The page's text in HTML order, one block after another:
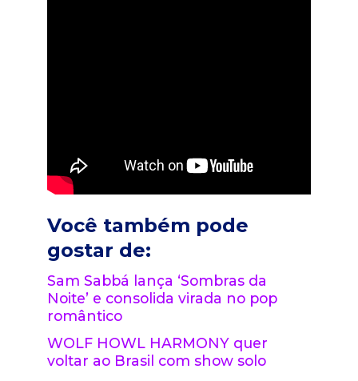
Você também pode
gostar de:
Sam Sabbá lança ‘Sombras da
Noite’ e consolida virada no pop
romântico
WOLF HOWL HARMONY quer
voltar ao Brasil com show solo